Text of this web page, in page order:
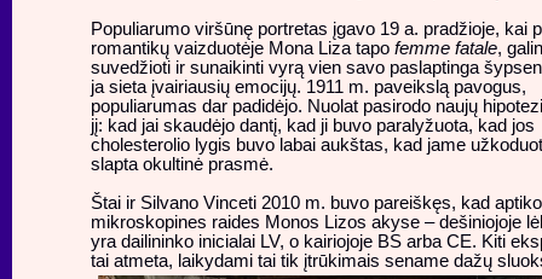
Populiarumo viršūnę portretas įgavo 19 a. pradžioje, kai
romantikų vaizduotėje Mona Liza tapo femme fatale,
suvedžioti ir sunaikinti vyrą vien savo paslaptinga
ja sieta įvairiausių emocijų. 1911 m. paveikslą pavogus,
populiarumas dar padidėjo. Nuolat pasirodo naujų
jį: kad jai skaudėjo dantį, kad ji buvo paralyžuota, kad jos
cholesterolio lygis buvo labai aukštas, kad jame
slapta okultinė prasmė.
Štai ir Silvano Vinceti 2010 m. buvo pareiškęs, kad
mikroskopines raides Monos Lizos akyse – dešiniojoje
yra dailininko inicialai LV, o kairiojoje BS arba CE. Kiti
tai atmeta, laikydami tai tik įtrūkimais sename dažų